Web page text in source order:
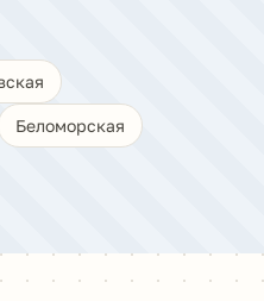
Беломорская